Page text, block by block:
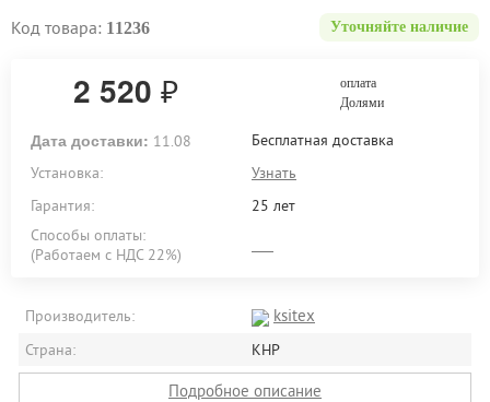
Код товара: 11236 Уточняйте наличие
2 520₽
оплата
Долями
Дата доставки: 11.08
Бесплатная доставка
Установка:
Узнать
Гарантия:
25 лет
Способы оплаты:
(Работаем с НДС 22%)
Производитель: ksitex
Страна: КНР
Подробное описание